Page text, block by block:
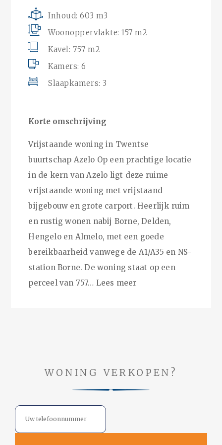
Inhoud: 603 m3
Woonoppervlakte: 157 m2
Kavel: 757 m2
Kamers: 6
Slaapkamers: 3
Korte omschrijving
Vrijstaande woning in Twentse
buurtschap Azelo Op een prachtige locatie
in de kern van Azelo ligt deze ruime
vrijstaande woning met vrijstaand
bijgebouw en grote carport. Heerlijk ruim
en rustig wonen nabij Borne, Delden,
Hengelo en Almelo, met een goede
bereikbaarheid vanwege de A1/A35 en NS-
station Borne. De woning staat op een
perceel van 757… Lees meer
WONING VERKOPEN?